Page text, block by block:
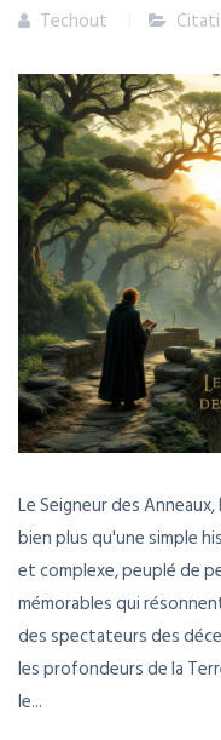
Techout
Le Seigneur des
bien plus qu'une simple
et complexe, peuplé de
mémorables qui
des spectateurs des
les profondeurs de la
le...